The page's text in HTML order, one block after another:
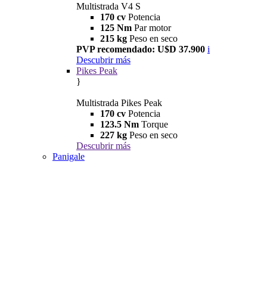
Multistrada V4 S
170 cv Potencia
125 Nm Par motor
215 kg Peso en seco
PVP recomendado: U$D 37.900 i
Descubrir más
Pikes Peak
}
Multistrada Pikes Peak
170 cv Potencia
123.5 Nm Torque
227 kg Peso en seco
Descubrir más
Panigale